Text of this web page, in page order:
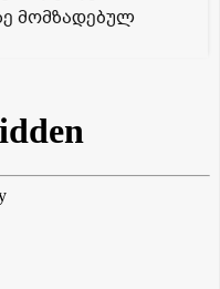
მომზადებულ